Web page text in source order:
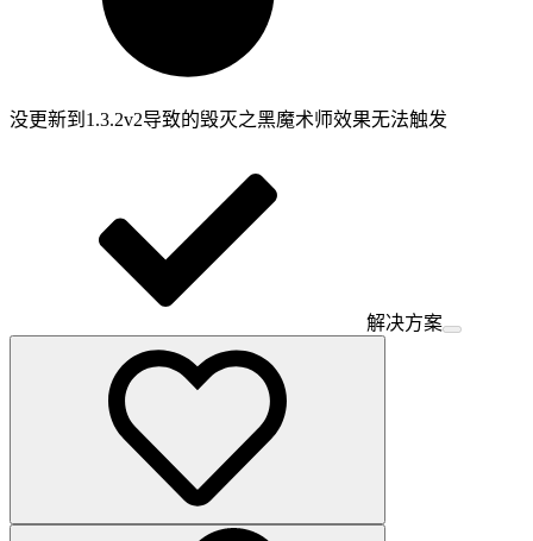
没更新到1.3.2v2导致的毁灭之黑魔术师效果无法触发
解决方案